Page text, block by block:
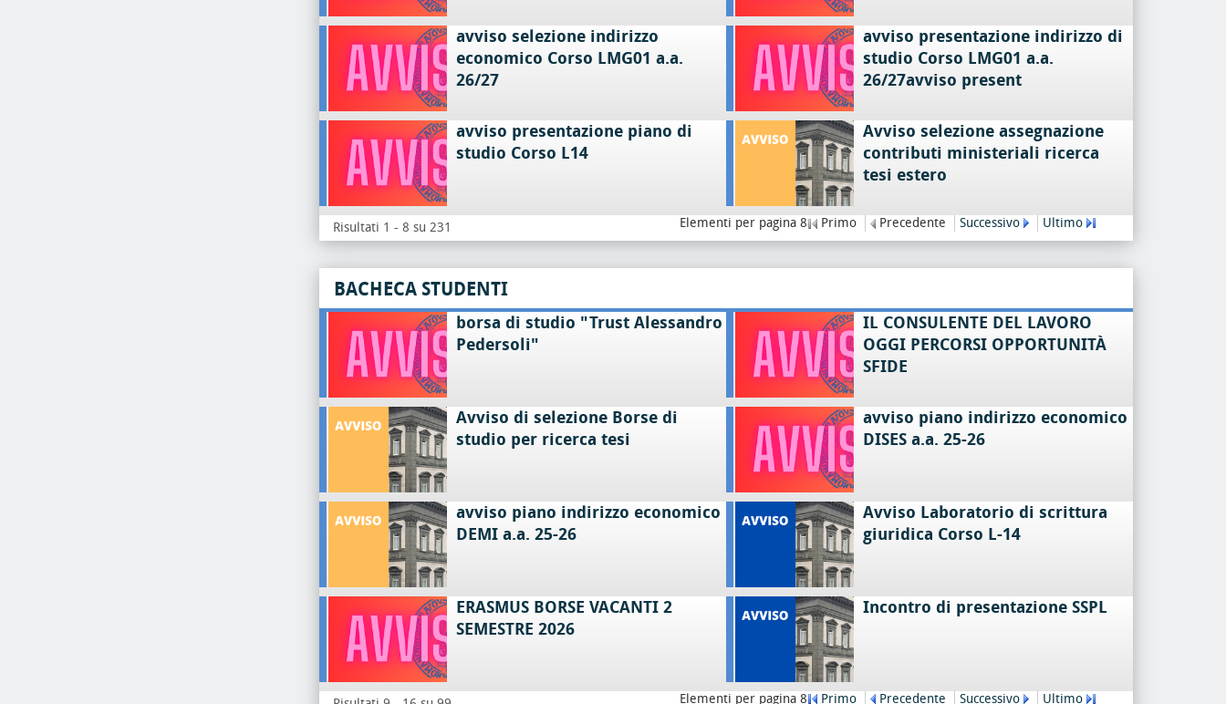
avviso selezione indirizzo
economico Corso LMG01 a.a.
26/27
avviso presentazione indirizzo di
studio Corso LMG01 a.a.
26/27avviso present
avviso presentazione piano di
studio Corso L14
Avviso selezione assegnazione
contributi ministeriali ricerca
tesi estero
Risultati 1 - 8 su 231 Elementi per pagina 8 Primo Precedente Successivo Ultimo
BACHECA STUDENTI
borsa di studio "Trust Alessandro
Pedersoli"
IL CONSULENTE DEL LAVORO
OGGI PERCORSI OPPORTUNITÀ
SFIDE
Avviso di selezione Borse di
studio per ricerca tesi
avviso piano indirizzo economico
DISES a.a. 25-26
avviso piano indirizzo economico
DEMI a.a. 25-26
Avviso Laboratorio di scrittura
giuridica Corso L-14
ERASMUS BORSE VACANTI 2
SEMESTRE 2026
Incontro di presentazione SSPL
Elementi per pagina 8 Primo Precedente Successivo Ultimo